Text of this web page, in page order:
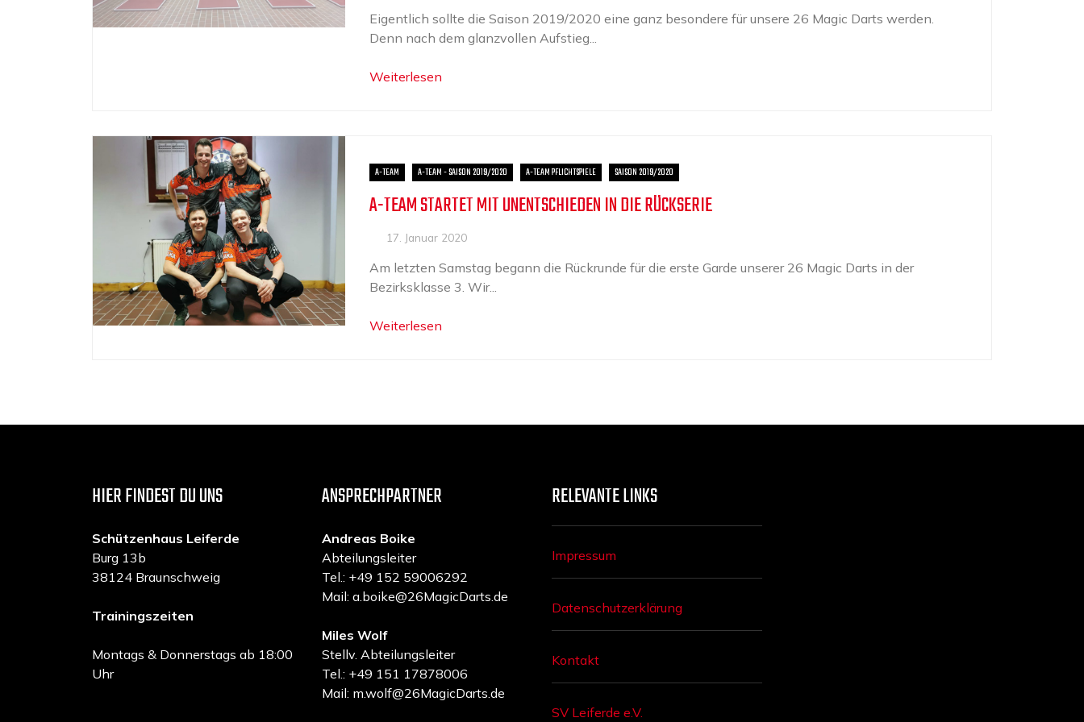
Eigentlich sollte die Saison 2019/2020 eine ganz besondere für unsere 26 Magic Darts werden.
Denn nach dem glanzvollen Aufstieg...
Weiterlesen
A-TEAM A-TEAM - SAISON 2019/2020 A-TEAM PFLICHTSPIELE SAISON 2019/2020
A-TEAM STARTET MIT UNENTSCHIEDEN IN DIE RÜCKSERIE
17. Januar 2020
Am letzten Samstag begann die Rückrunde für die erste Garde unserer 26 Magic Darts in der
Bezirksklasse 3. Wir...
Weiterlesen
HIER FINDEST DU UNS
Schützenhaus Leiferde
Burg 13b
38124 Braunschweig
Trainingszeiten
Montags & Donnerstags ab 18:00
Uhr
ANSPRECHPARTNER
Andreas Boike
Abteilungsleiter
Tel.: +49 152 59006292
Mail: a.boike@26MagicDarts.de
Miles Wolf
Stellv. Abteilungsleiter
Tel.: +49 151 17878006
Mail: m.wolf@26MagicDarts.de
RELEVANTE LINKS
Impressum
Datenschutzerklärung
Kontakt
SV Leiferde e.V.